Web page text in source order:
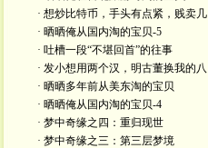
· 想炒比特币，手头有点紧，贱卖几
· 晒晒俺从国内淘的宝贝-5
· 吐槽一段“不堪回首”的往事
· 发小想用两个汉，明古董换我的八
· 晒晒多年前从美东淘的宝贝
· 晒晒俺从国内淘的宝贝-4
· 梦中奇缘之四：重归现世
· 梦中奇缘之三：第三层梦境